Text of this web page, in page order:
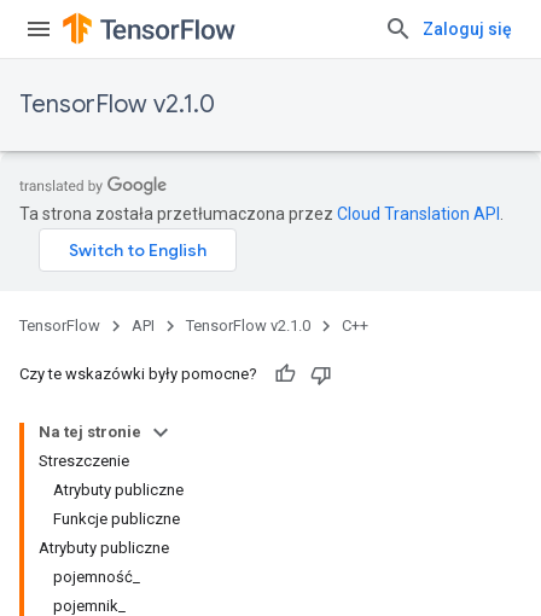
Zaloguj się
TensorFlow v2.1.0
Ta strona została przetłumaczona przez Cloud Translation API
TensorFlow API TensorFlow v2.1.0 C++
Czy te wskazówki były pomocne?
Na tej stronie
Streszczenie
Atrybuty publiczne
Funkcje publiczne
Atrybuty publiczne
pojemność_
pojemnik_